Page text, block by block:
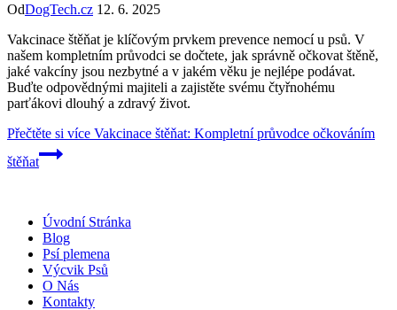
OdDogTech.cz 12. 6. 2025
Vakcinace štěňat je klíčovým prvkem prevence nemocí u psů. V
našem kompletním průvodci se dočtete, jak správně očkovat štěně,
jaké vakcíny jsou nezbytné a v jakém věku je nejlépe podávat.
Buďte odpovědnými majiteli a zajistěte svému čtyřnohému
parťákovi dlouhý a zdravý život.
Přečtěte si více Vakcinace štěňat: Kompletní průvodce očkováním
štěňat
Úvodní Stránka
Blog
Psí plemena
Výcvik Psů
O Nás
Kontakty